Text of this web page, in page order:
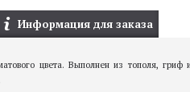
Информация для заказа
цвета. Выполнен из тополя,